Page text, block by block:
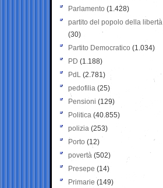
Parlamento (1.428)
partito del popolo della libertà
(30)
Partito Democratico (1.034)
PD (1.188)
PdL (2.781)
pedofilia (25)
Pensioni (129)
Politica (40.855)
polizia (253)
Porto (12)
povertà (502)
Presepe (14)
Primarie (149)